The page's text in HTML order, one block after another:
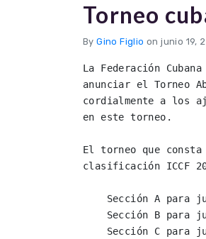
Torneo
ByGino Figlio on junio 19,
La Federación
anunciar el Torneo
cordialmente a los
en este torneo.
El torneo que
clasificación ICCF